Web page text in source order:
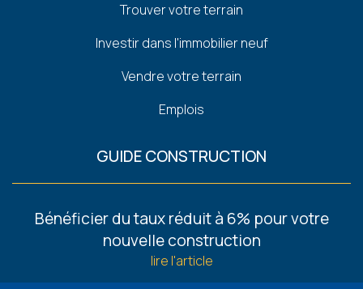
Trouver votre terrain
Investir dans l'immobilier neuf
Vendre votre terrain
Emplois
GUIDE CONSTRUCTION
Footer
Bénéficier du taux réduit à 6% pour votre
nouvelle construction
lire l'article